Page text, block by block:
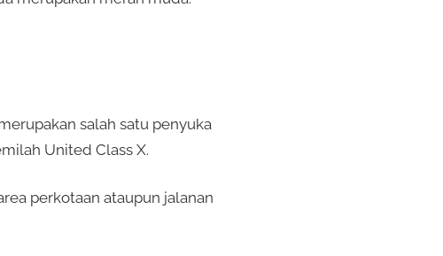
salah satu penyuka
United Class X.
perkotaan ataupun jalanan